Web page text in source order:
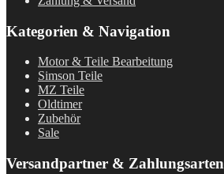
Kategorien & Navigation
Motor & Teile Bearbeitung
Simson Teile
MZ Teile
Oldtimer
Zubehör
Sale
Versandpartner & Zahlungsarten